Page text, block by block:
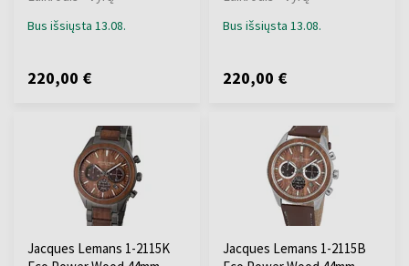
Bus išsiųsta 13.08.
220,00 €
Bus išsiųsta 13.08.
220,00 €
Jacques Lemans 1-2115K
Jacques Lemans 1-2115B